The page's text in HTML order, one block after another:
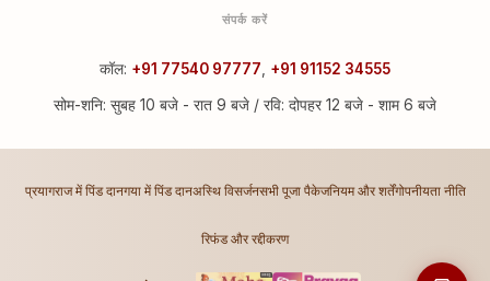
संपर्क करें
कॉल: +91 77540 97777 +91 91152 34555
सोम-शनि: सुबह 10 बजे - रात 9 बजे / रवि: दोपहर 12 बजे - शाम 6 बजे
प्रयागराज में पिंड दानगया में पिंड दानअस्थि विसर्जनसभी पूजा पैकेजनियम और शर्तेंगोपनीयता नीति
रिफंड और रद्दीकरण